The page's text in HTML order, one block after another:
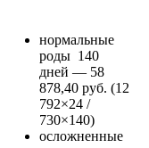
нормальные
роды 140
дней — 58
878,40 руб. (12
792×24 /
730×140)
осложненные